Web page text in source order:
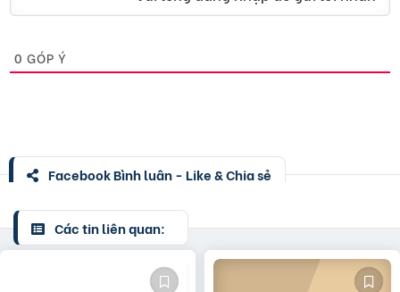
0 GÓP Ý
Facebook Bình luận - Like & Chia sẻ
Các tin liên quan: